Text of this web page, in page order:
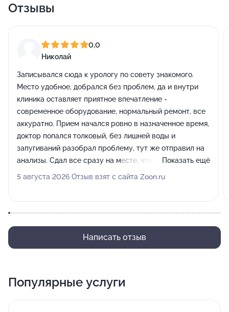
Отзывы
0,0
Николай
Записывался сюда к урологу по совету знакомого.
Место удобное, добрался без проблем, да и внутри
клиника оставляет приятное впечатление -
современное оборудование, нормальный ремонт, все
аккуратно. Прием начался ровно в назначенное время,
доктор попался толковый, без лишней воды и
запугиваний разобрал проблему, тут же отправил на
анализы. Сдал все сразу на месте, что очень
сэкономило время. Повторный визит тоже прошел
Показать ещё
5 августа 2026 Отзыв взят с сайта Zoon.ru
Написать отзыв
Популярные услуги